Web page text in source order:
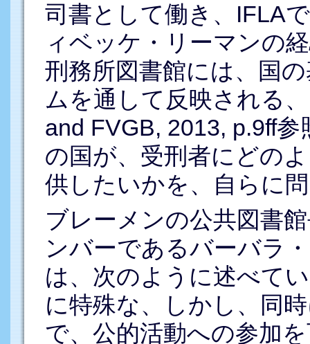
司書として働き、IFLA
ィベッケ・リーマンの
刑務所図書館には、国
ムを通して反映される
and FVGB, 2013, p.9ff
の国が、受刑者にどの
供したいかを、自らに
ブレーメンの公共図書
ンバーであるバーバラ
は、次のように述べて
に特殊な、しかし、同
で、公的活動への参加